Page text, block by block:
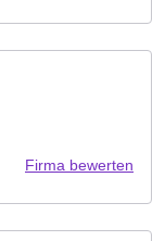
Firma bewerten